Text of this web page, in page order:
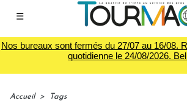
☰
Nos bureaux sont fermés du 27/07 au 16/08.
quotidienne le 24/08/2026.
Accueil > Tags